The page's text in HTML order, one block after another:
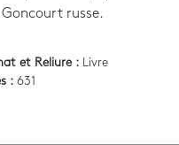
russe.
et Reliure :
Livre
: 631